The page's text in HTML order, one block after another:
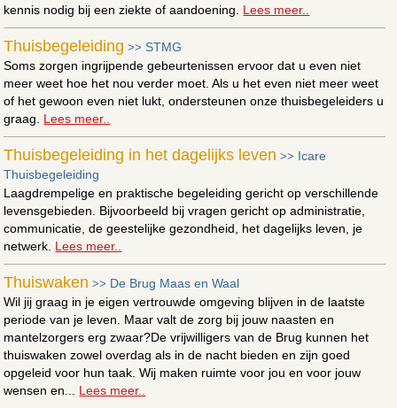
kennis nodig bij een ziekte of aandoening. Lees meer..
Thuisbegeleiding >> STMG
Soms zorgen ingrijpende gebeurtenissen ervoor dat u even niet
meer weet hoe het nou verder moet. Als u het even niet meer weet
of het gewoon even niet lukt, ondersteunen onze thuisbegeleiders u
graag. Lees meer..
Thuisbegeleiding in het dagelijks leven >> Icare
Thuisbegeleiding
Laagdrempelige en praktische begeleiding gericht op verschillende
levensgebieden. Bijvoorbeeld bij vragen gericht op administratie,
communicatie, de geestelijke gezondheid, het dagelijks leven, je
netwerk. Lees meer..
Thuiswaken >> De Brug Maas en Waal
Wil jij graag in je eigen vertrouwde omgeving blijven in de laatste
periode van je leven. Maar valt de zorg bij jouw naasten en
mantelzorgers erg zwaar?De vrijwilligers van de Brug kunnen het
thuiswaken zowel overdag als in de nacht bieden en zijn goed
opgeleid voor hun taak. Wij maken ruimte voor jou en voor jouw
wensen en... Lees meer..